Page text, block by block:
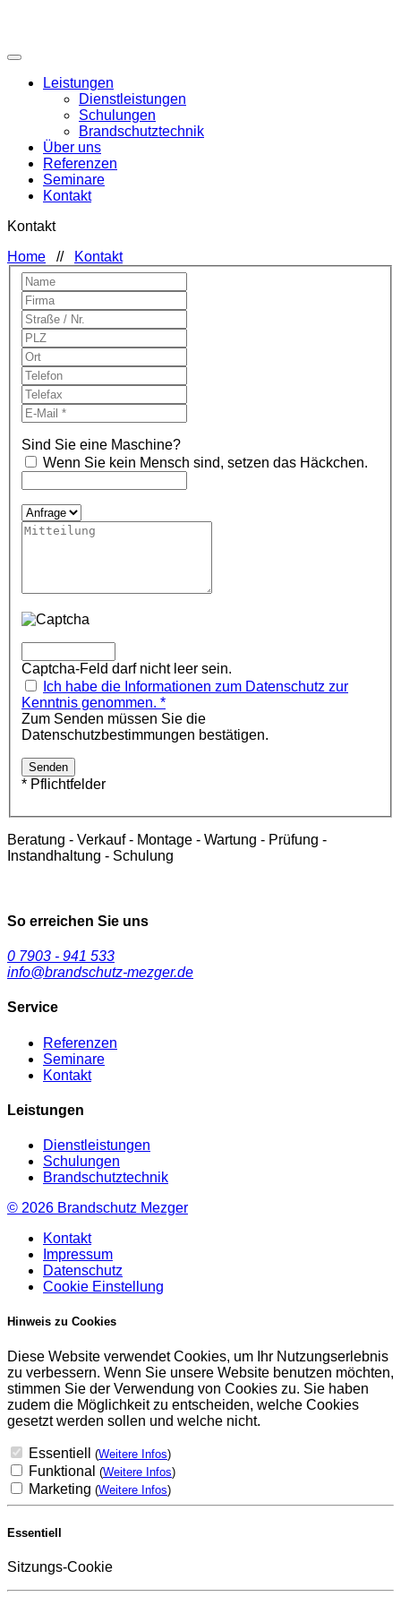
Leistungen
Dienstleistungen
Schulungen
Brandschutztechnik
Über uns
Referenzen
Seminare
Kontakt
Kontakt
Home // Kontakt
Sind Sie eine Maschine?
Wenn Sie kein Mensch sind, setzen das Häckchen.
Captcha-Feld darf nicht leer sein.
Ich habe die Informationen zum Datenschutz zur
Kenntnis genommen. *
Zum Senden müssen Sie die
Datenschutzbestimmungen bestätigen.
* Pflichtfelder
Beratung - Verkauf - Montage - Wartung - Prüfung -
Instandhaltung - Schulung
So erreichen Sie uns
0 7903 - 941 533
info@brandschutz-mezger.de
Service
Referenzen
Seminare
Kontakt
Leistungen
Dienstleistungen
Schulungen
Brandschutztechnik
© 2026 Brandschutz Mezger
Kontakt
Impressum
Datenschutz
Cookie Einstellung
Hinweis zu Cookies
Diese Website verwendet Cookies, um Ihr Nutzungserlebnis
zu verbessern. Wenn Sie unsere Website benutzen möchten,
stimmen Sie der Verwendung von Cookies zu. Sie haben
zudem die Möglichkeit zu entscheiden, welche Cookies
gesetzt werden sollen und welche nicht.
Essentiell (Weitere Infos)
Funktional (Weitere Infos)
Marketing (Weitere Infos)
Essentiell
Sitzungs-Cookie